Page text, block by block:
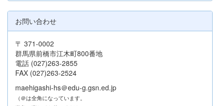
お問い合わせ
〒 371-0002
群馬県前橋市江木町800番地
電話 (027)263-2855
FAX (027)263-2524
maehigashi-hs＠edu-g.gsn.ed.jp
（＠は全角になっています。